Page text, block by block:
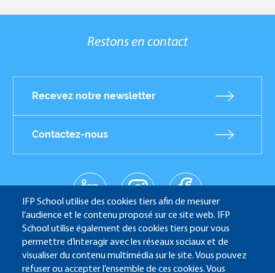
IFP School utilise des cookies tiers afin de mesurer
l’audience et le contenu proposé sur ce site web. IFP
School utilise également des cookies tiers pour vous
permettre d’interagir avec les réseaux sociaux et de
visualiser du contenu multimédia sur le site. Vous pouvez
refuser ou accepter l’ensemble de ces cookies. Vous
Restons en contact
Recevez notre newsletter
Contactez-nous
Réseaux
sociaux
linkedin
instagr
facebo
youtub
e
IFP School - 232 Avenue Napoléon Bonaparte - 92852